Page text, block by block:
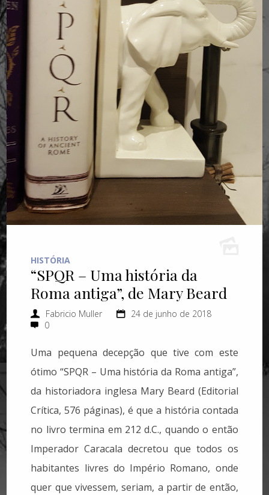
HISTÓRIA
“SPQR – Uma história da
Roma antiga”, de Mary Beard
Fabricio Muller
24 de junho de 2018
0
Uma pequena decepção que tive com este
ótimo “SPQR – Uma história da Roma antiga”,
da historiadora inglesa Mary Beard (Editorial
Crítica, 576 páginas), é que a história contada
no livro termina em 212 d.C., quando o então
Imperador Caracala decretou que todos os
habitantes livres do Império Romano, onde
quer que vivessem, seriam, a partir de então,